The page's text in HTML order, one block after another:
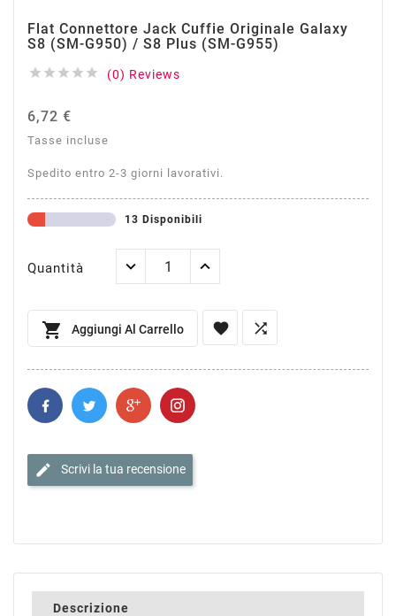
Flat Connettore Jack Cuffie Originale Galaxy
S8 (SM-G950) / S8 Plus (SM-G955)
     (0) Reviews
6,72 €
Tasse incluse
Spedito entro 2-3 giorni lavorativi.
13 Disponibili
Quantità
 Aggiungi Al Carrello  
edit Scrivi la tua recensione
Descrizione